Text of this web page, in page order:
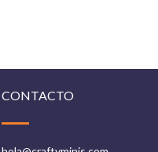
CONTACTO